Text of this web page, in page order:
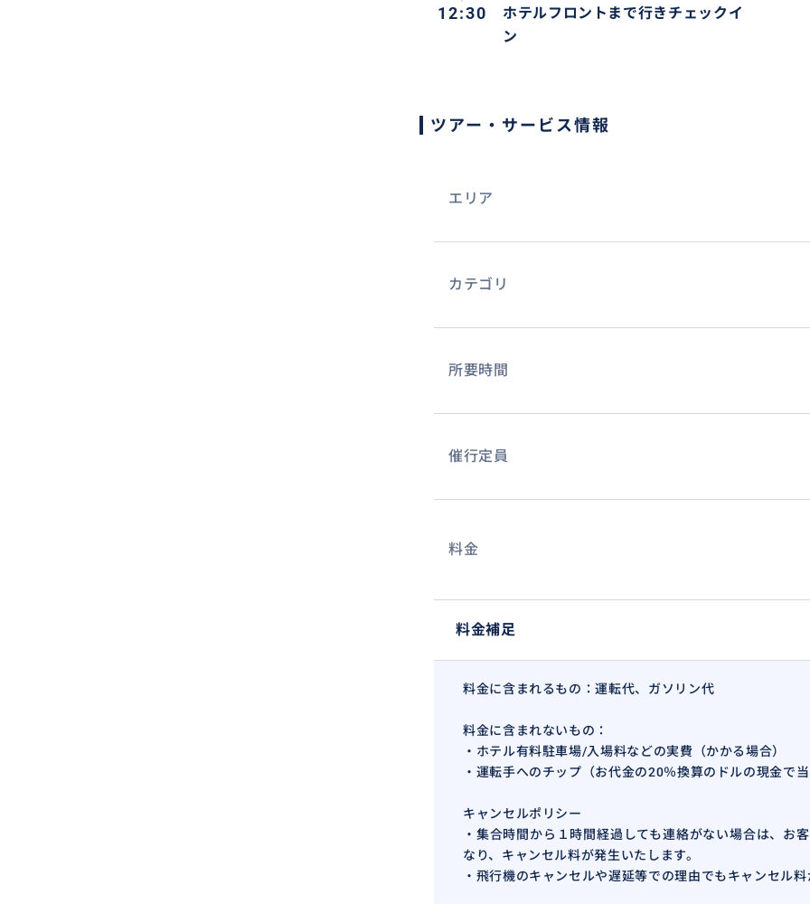
空港からホテルにお送り、ホテルまでチャックインのヘル
12:30
ホテルフロントまで行きチェックイ
ン
ツアー・サービス情報
エリア
カテゴリ
所要時間
催行定員
料金
料金補足
料金に含まれるもの：運転代、ガソリン代
料金に含まれないもの：
・ホテル有料駐車場/入場料などの実費（かかる場合）
・運転手へのチップ（お代金の20％換算のドルの現金で
キャンセルポリシー
・集合時間から１時間経過しても連絡がない場合は、お
なり、キャンセル料が発生いたします。
・飛行機のキャンセルや遅延等での理由でもキャンセル料